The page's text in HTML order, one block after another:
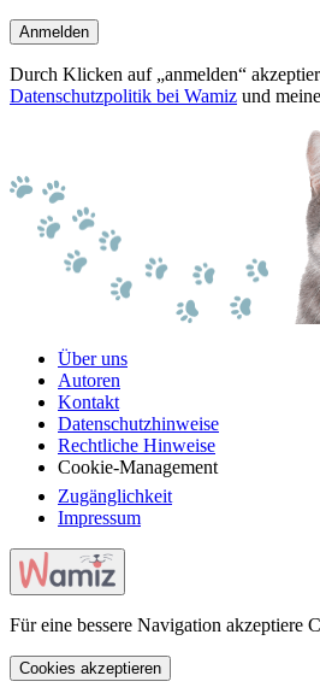
Anmelden
Durch Klicken auf „anmelden“
Datenschutzpolitik bei Wamiz und
Über uns
Autoren
Kontakt
Datenschutzhinweise
Rechtliche Hinweise
Cookie-Management
Zugänglichkeit
Impressum
Für eine bessere Navigation akzeptiere
Cookies akzeptieren